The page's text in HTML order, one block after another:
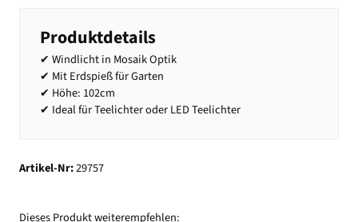
Produktdetails
✔ Windlicht in Mosaik Optik
✔ Mit Erdspieß für Garten
✔ Höhe: 102cm
✔ Ideal für Teelichter oder LED Teelichter
Artikel-Nr:29757
Dieses Produkt weiterempfehlen: